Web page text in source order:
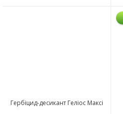
Гербіцид-десикант Геліос Максі